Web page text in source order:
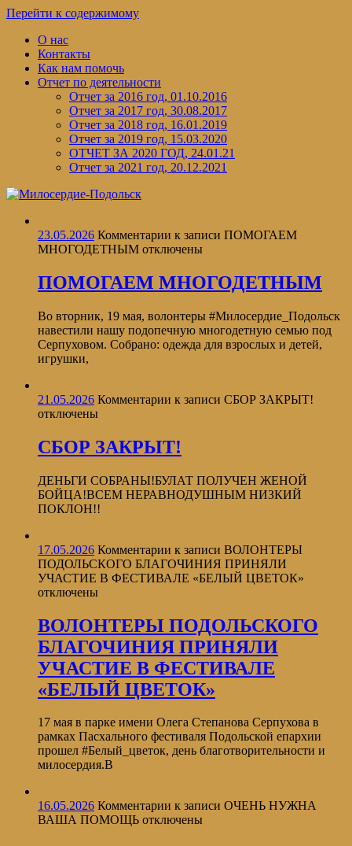
Перейти к содержимому
О нас
Контакты
Как нам помочь
Отчет по деятельности
Отчет за 2016 год, 01.10.2016
Отчет за 2017 год, 30.08.2017
Отчет за 2018 год, 16.01.2019
Отчет за 2019 год, 15.03.2020
ОТЧЕТ ЗА 2020 ГОД, 24.01.21
Отчет за 2021 год, 20.12.2021
23.05.2026 Комментарии к записи ПОМОГАЕМ
МНОГОДЕТНЫМ отключены
ПОМОГАЕМ МНОГОДЕТНЫМ
️Во вторник, 19 мая, волонтеры #Милосердие_Подольск
навестили нашу подопечную многодетную семью под
Серпуховом. Собрано: одежда для взрослых и детей,
игрушки,
21.05.2026 Комментарии к записи СБОР ЗАКРЫТ!
отключены
СБОР ЗАКРЫТ!
ДЕНЬГИ СОБРАНЫ!БУЛАТ ПОЛУЧЕН ЖЕНОЙ
БОЙЦА!ВСЕМ НЕРАВНОДУШНЫМ НИЗКИЙ
ПОКЛОН!!
17.05.2026 Комментарии к записи ВОЛОНТЕРЫ
ПОДОЛЬСКОГО БЛАГОЧИНИЯ ПРИНЯЛИ
УЧАСТИЕ В ФЕСТИВАЛЕ «БЕЛЫЙ ЦВЕТОК»
отключены
ВОЛОНТЕРЫ ПОДОЛЬСКОГО
БЛАГОЧИНИЯ ПРИНЯЛИ
УЧАСТИЕ В ФЕСТИВАЛЕ
«БЕЛЫЙ ЦВЕТОК»
17 мая в парке имени Олега Степанова Серпухова в
рамках Пасхального фестиваля Подольской епархии
прошел #Белый_цветок, день благотворительности и
милосердия.В
16.05.2026 Комментарии к записи ОЧЕНЬ НУЖНА
ВАША ПОМОЩЬ отключены